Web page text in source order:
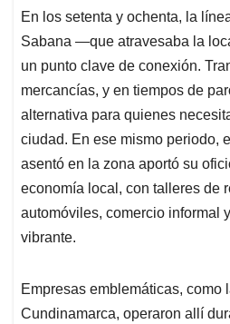
En los setenta y ochenta, la
Sabana —que atravesaba la
un punto clave de conexión.
mercancías, y en tiempos de
alternativa para quienes
ciudad. En ese mismo periodo,
asentó en la zona aportó su
economía local, con talleres de
automóviles, comercio informal
vibrante.
Empresas emblemáticas, como
Cundinamarca, operaron allí